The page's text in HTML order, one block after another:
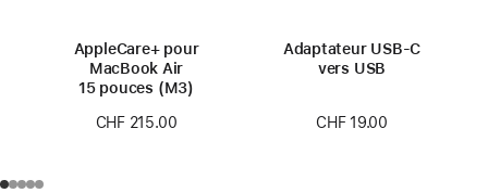
AppleCare+ pour
MacBook Air
15 pouces (M3)
CHF 215.00
Adaptateur USB-C
vers USB
CHF 19.00